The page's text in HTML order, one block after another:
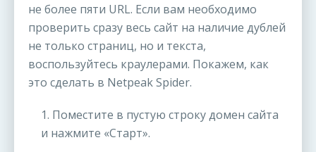
не более пяти URL. Если вам необходимо
проверить сразу весь сайт на наличие дублей
не только страниц, но и текста,
воспользуйтесь краулерами. Покажем, как
это сделать в Netpeak Spider.
1. Поместите в пустую строку домен сайта
и нажмите «Старт».